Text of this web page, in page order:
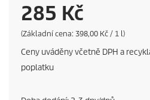
C
u
r
285 Kč
P
i
c
e
(Základní cena: 398,00 Kč / 1 l)
Ceny uváděny včetně DPH a
poplatku